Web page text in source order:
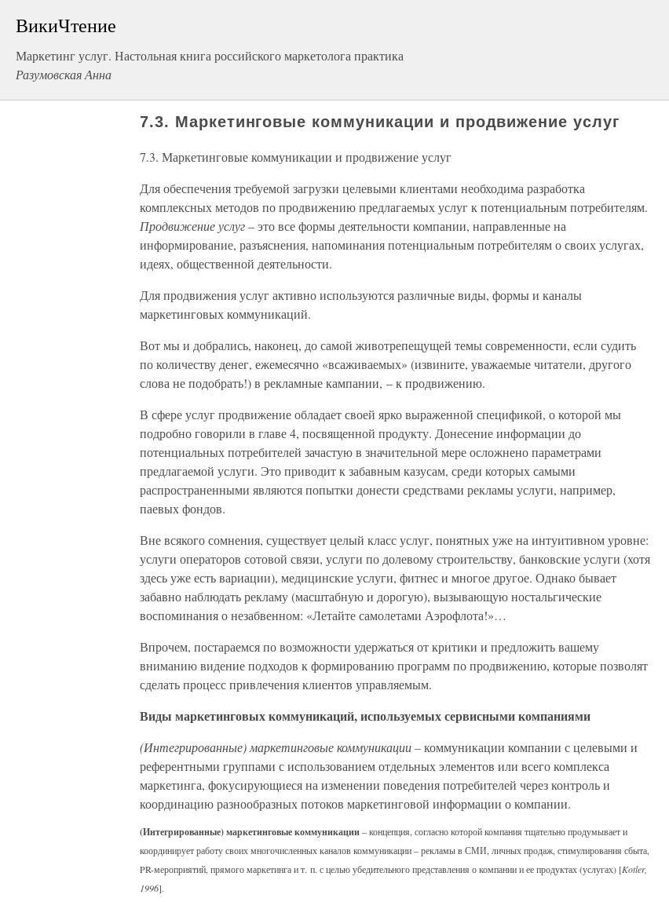
ВикиЧтение
Маркетинг услуг. Настольная книга российского маркетолога практика
Разумовская Анна
7.3. Маркетинговые коммуникации и продвижение услуг
7.3. Маркетинговые коммуникации и продвижение услуг
Для обеспечения требуемой загрузки целевыми клиентами необходима разработка
комплексных методов по продвижению предлагаемых услуг к потенциальным потребителям.
Продвижение услуг –это все формы деятельности компании, направленные на
информирование, разъяснения, напоминания потенциальным потребителям о своих услугах,
идеях, общественной деятельности.
Для продвижения услуг активно используются различные виды, формы и каналы
маркетинговых коммуникаций.
Вот мы и добрались, наконец, до самой животрепещущей темы современности, если судить
по количеству денег, ежемесячно «всаживаемых» (извините, уважаемые читатели, другого
слова не подобрать!) в рекламные кампании, – к продвижению.
В сфере услуг продвижение обладает своей ярко выраженной спецификой, о которой мы
подробно говорили в главе 4, посвященной продукту. Донесение информации до
потенциальных потребителей зачастую в значительной мере осложнено параметрами
предлагаемой услуги. Это приводит к забавным казусам, среди которых самыми
распространенными являются попытки донести средствами рекламы услуги, например,
паевых фондов.
Вне всякого сомнения, существует целый класс услуг, понятных уже на интуитивном уровне:
услуги операторов сотовой связи, услуги по долевому строительству, банковские услуги (хотя
здесь уже есть вариации), медицинские услуги, фитнес и многое другое. Однако бывает
забавно наблюдать рекламу (масштабную и дорогую), вызывающую ностальгические
воспоминания о незабвенном: «Летайте самолетами Аэрофлота!»…
Впрочем, постараемся по возможности удержаться от критики и предложить вашему
вниманию видение подходов к формированию программ по продвижению, которые позволят
сделать процесс привлечения клиентов управляемым.
Виды маркетинговых коммуникаций, используемых сервисными компаниями
(Интегрированные) маркетинговые коммуникации –коммуникации компании с целевыми и
референтными группами с использованием отдельных элементов или всего комплекса
маркетинга, фокусирующиеся на изменении поведения потребителей через контроль и
координацию разнообразных потоков маркетинговой информации о компании.
(Интегрированные) маркетинговые коммуникации– концепция, согласно которой компания тщательно продумывает и
координирует работу своих многочисленных каналов коммуникации – рекламы в СМИ, личных продаж, стимулирования сбыта,
PR-мероприятий, прямого маркетинга и т. п. с целью убедительного представления о компании и ее продуктах (услугах) [Kotler,
1996].